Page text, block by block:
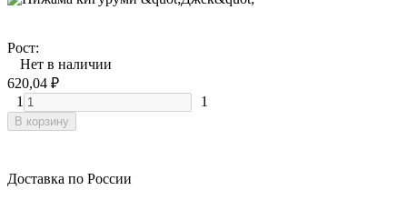
Рост:
Нет в наличии
620,04 ₽
1
1
В корзину
Доставка по России